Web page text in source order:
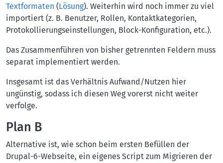
Textformaten (Lösung). Weiterhin wird noch immer zu viel
importiert (z. B. Benutzer, Rollen, Kontaktkategorien,
Protokollierungseinstellungen, Block-Konfiguration, etc.).
Das Zusammenführen von bisher getrennten Feldern muss
separat implementiert werden.
Insgesamt ist das Verhältnis Aufwand/Nutzen hier
ungünstig, sodass ich diesen Weg vorerst nicht weiter
verfolge.
Plan B
Alternative ist, wie schon beim ersten Befüllen der
Drupal-6-Webseite, ein eigenes Script zum Migrieren der